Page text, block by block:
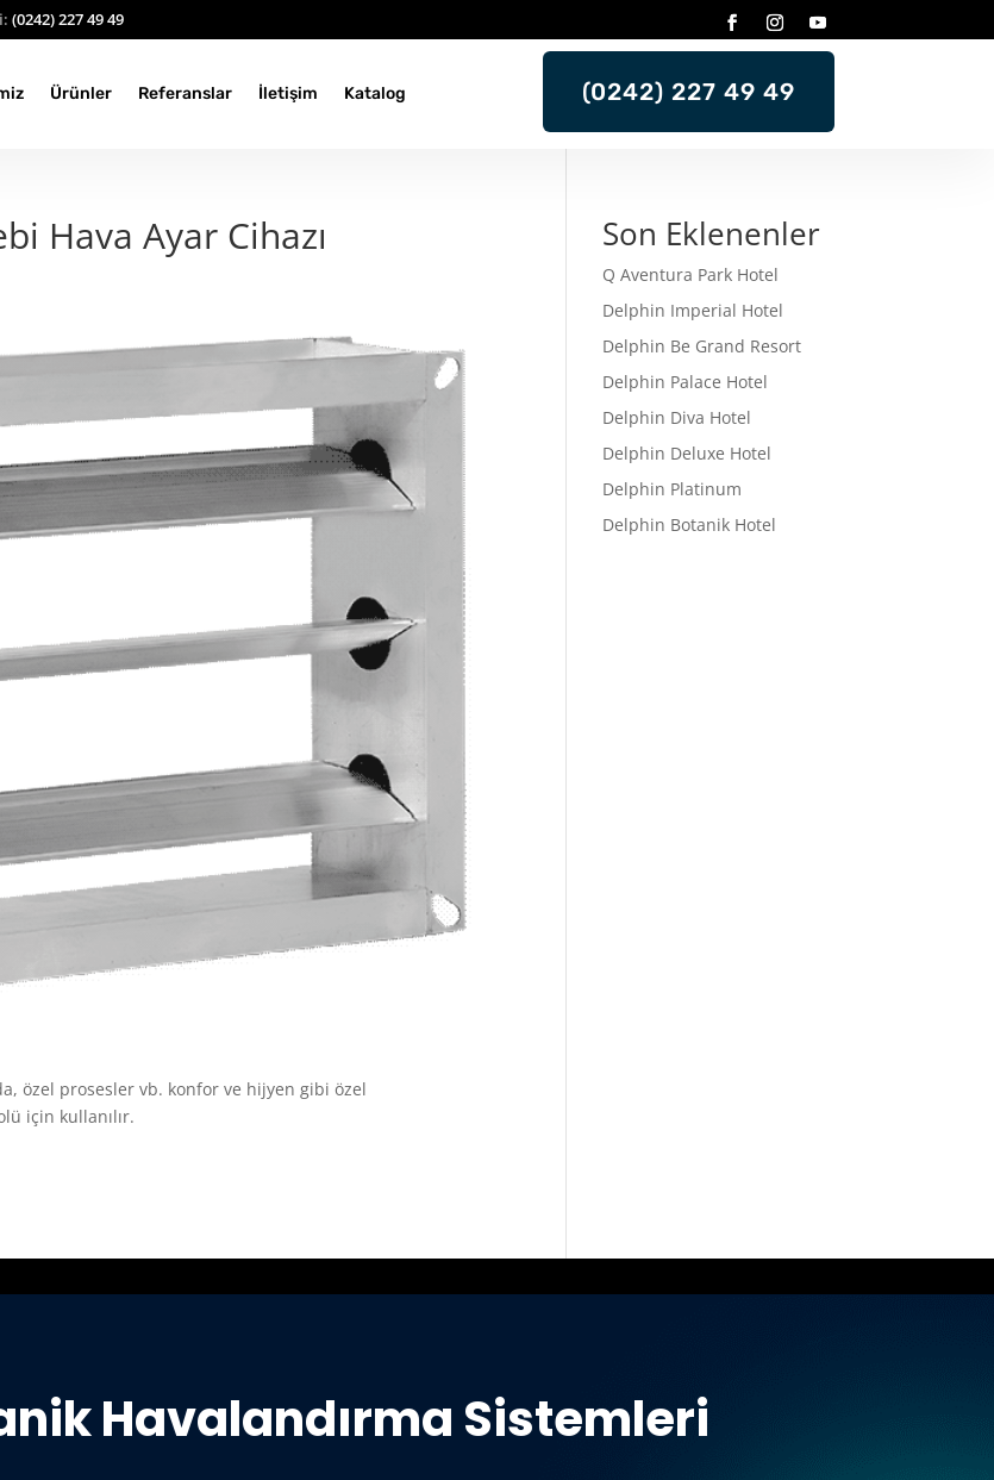
(0242) 227 49 49
Ürünler Referanslar İletişim Katalog (0242) 227 49 49
Hava Ayar Cihazı
özel prosesler vb. konfor ve hijyen gibi özel
için kullanılır.
Son Eklenenler
Q Aventura Park Hotel
Delphin Imperial Hotel
Delphin Be Grand Resort
Delphin Palace Hotel
Delphin Diva Hotel
Delphin Deluxe Hotel
Delphin Platinum
Delphin Botanik Hotel
Havalandırma Sistemleri